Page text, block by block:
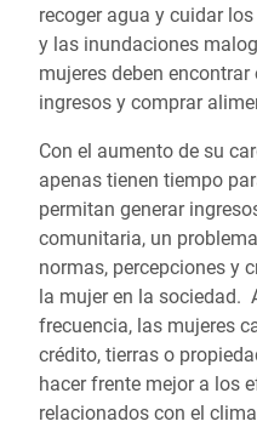
recoger agua y cuidar
y las inundaciones
mujeres deben
ingresos y comprar
Con el aumento de su
apenas tienen tiempo
permitan generar
comunitaria, un
normas, percepciones y
la mujer en la sociedad.
frecuencia, las mujeres
crédito, tierras o
hacer frente mejor a los
relacionados con el